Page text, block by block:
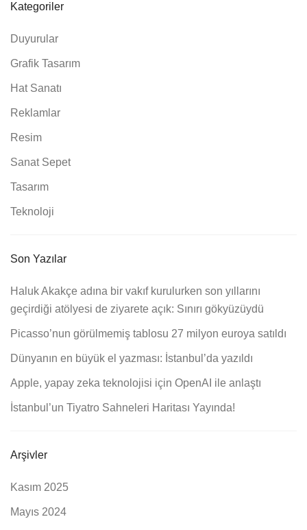
Kategoriler
Duyurular
Grafik Tasarım
Hat Sanatı
Reklamlar
Resim
Sanat Sepet
Tasarım
Teknoloji
Son Yazılar
Haluk Akakçe adına bir vakıf kurulurken son yıllarını
geçirdiği atölyesi de ziyarete açık: Sınırı gökyüzüydü
Picasso’nun görülmemiş tablosu 27 milyon euroya satıldı
Dünyanın en büyük el yazması: İstanbul’da yazıldı
Apple, yapay zeka teknolojisi için OpenAI ile anlaştı
İstanbul’un Tiyatro Sahneleri Haritası Yayında!
Arşivler
Kasım 2025
Mayıs 2024